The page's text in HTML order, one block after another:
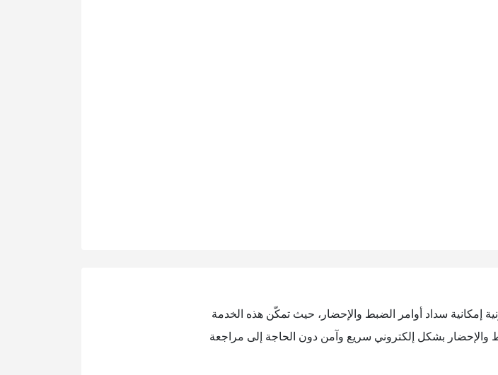
إمكانية سداد أوامر الضبط والإحضار، حيث تمكّن هذه الخدمة
والإحضار بشكل إلكتروني سريع وآمن دون الحاجة إلى مراجعة